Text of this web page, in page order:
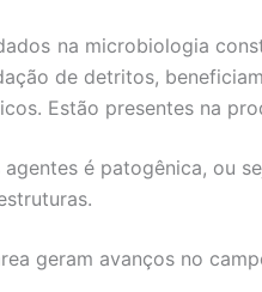
na microbiologia
de detritos,
Estão presentes na
é patogênica, ou
geram avanços no